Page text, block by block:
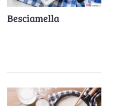
Besciamella